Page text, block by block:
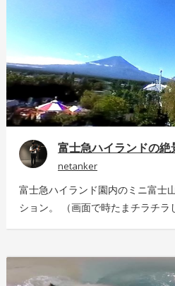
富士急ハイランドの絶
netanker
富士急ハイランド園内のミニ富士
ション。 （画面で時たまチラチラ
4125-4c14-9883-5751e4eaac33
ンパ」が「ド・ドドンパ」に変わ